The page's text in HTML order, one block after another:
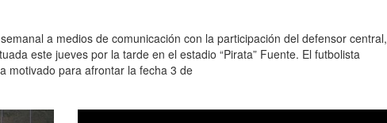
a medios de comunicación con la participación del defensor central,
este jueves por la tarde en el estadio “Pirata” Fuente. El futbolista
motivado para afrontar la fecha 3 de